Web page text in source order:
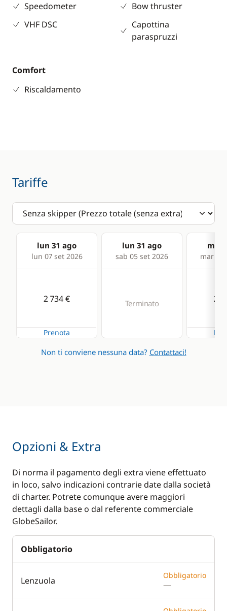
Speedometer
VHF DSC
Bow thruster
Capottina
paraspruzzi
Comfort
Riscaldamento
Tariffe
lun 31 ago
lun 07 set 2026
lun 31 ago
sab 05 set 2026
mar
mar 08
2 734 €
Prenota
Terminato 2
Non ti conviene nessuna data? Contattaci!
Opzioni & Extra
Di norma il pagamento degli extra viene effettuato
in loco, salvo indicazioni contrarie date dalla società
di charter. Potrete comunque avere maggiori
dettagli dalla base o dal referente commerciale
GlobeSailor.
Obbligatorio
Lenzuola Obbligatorio
—